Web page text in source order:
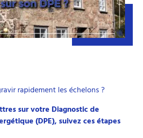
rapidement les échelons ?
sur votre Diagnostic de
(DPE), suivez ces étapes